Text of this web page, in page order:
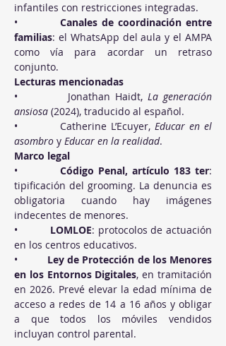
infantiles con restricciones integradas.
• Canales de coordinación entre
familias: el WhatsApp del aula y el AMPA
como vía para acordar un retraso
conjunto.
Lecturas mencionadas
•          Jonathan Haidt, La generación
ansiosa (2024), traducido al español.
•          Catherine L’Ecuyer, Educar en el
asombro y Educar en la realidad.
Marco legal
• Código Penal, artículo 183 ter:
tipificación del grooming. La denuncia es
obligatoria cuando hay imágenes
indecentes de menores.
• LOMLOE: protocolos de actuación
en los centros educativos.
• Ley de Protección de los Menores
en los Entornos Digitales, en tramitación
en 2026. Prevé elevar la edad mínima de
acceso a redes de 14 a 16 años y obligar
a que todos los móviles vendidos
incluyan control parental.